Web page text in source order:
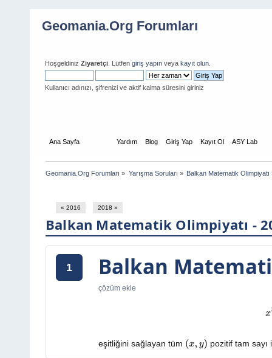
Geomania.Org Forumları
Hoşgeldiniz Ziyaretçi . Lütfen giriş yapın veya kayıt olun
Kullanıcı adınızı, şifrenizi ve aktif kalma süresini giriniz
Ana Sayfa Yardım Blog Giriş Yap Kayıt Ol ASY Lab
Geomania.Org Forumları » Yarışma Soruları » Balkan Matematik Olimpiyatı
« 2016 2018 »
Balkan Matematik Olimpiyatı -
1 Balkan
çözüm ekle
eşitliğini sağlayan tüm (x,y ) pozitif tam sayı